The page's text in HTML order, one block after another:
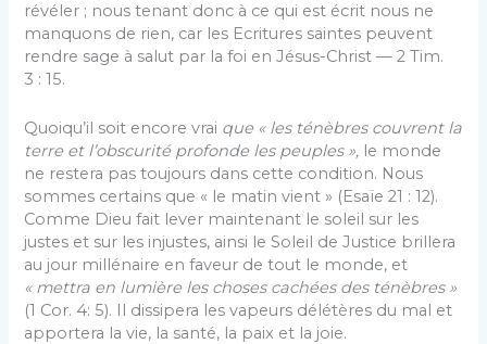
révéler ; nous tenant donc à ce qui est écrit nous ne
manquons de rien, car les Ecritures saintes peuvent
rendre sage à salut par la foi en Jésus-Christ — 2 Tim.
3 : 15.
Quoiqu’il soit encore vrai que « les ténèbres couvrent la
terre et l’obscurité profonde les peuples », le monde
ne restera pas toujours dans cette condition. Nous
sommes certains que « le matin vient » (Esaïe 21 : 12).
Comme Dieu fait lever maintenant le soleil sur les
justes et sur les injustes, ainsi le Soleil de Justice brillera
au jour millénaire en faveur de tout le monde, et
« mettra en lumière les choses cachées des ténèbres »
(1 Cor. 4: 5). Il dissipera les vapeurs délétères du mal et
apportera la vie, la santé, la paix et la joie.